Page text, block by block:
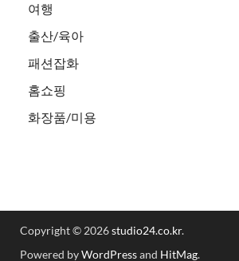
여행
출산/육아
패션잡화
홈쇼핑
화장품/미용
Copyright © 2026studio24.co.kr.
Powered byWordPressand HitMag.